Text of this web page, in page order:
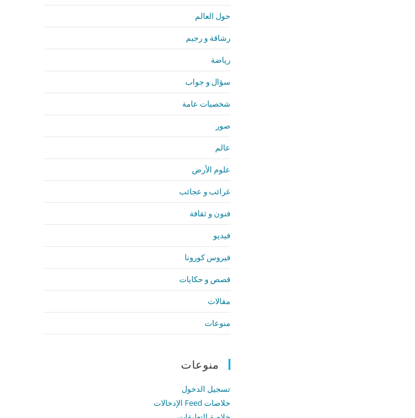
حول العالم
رشاقة و رجيم
رياضة
سؤال و جواب
شخصيات عامة
صور
عالم
علوم الأرض
غرائب و عجائب
فنون و ثقافة
فيديو
فيروس كورونا
قصص و حكايات
مقالات
منوعات
منوعات
تسجيل الدخول
خلاصات Feed الإدخالات